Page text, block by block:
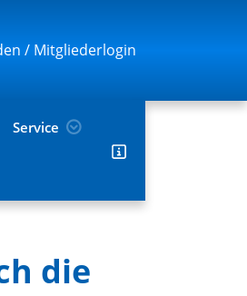
/ Mitgliederlogin
Service
die